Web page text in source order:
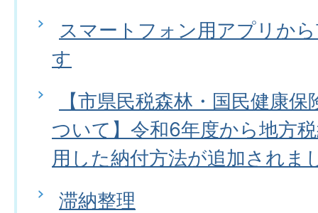
スマートフォン用アプリか
す
【市県民税森林・国民健康
ついて】令和6年度から地方
用した納付方法が追加されま
滞納整理